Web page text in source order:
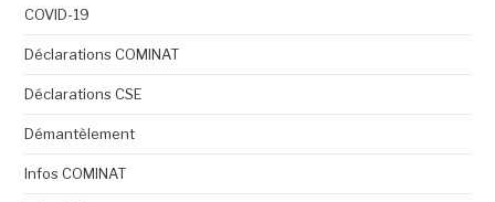
COVID-19
Déclarations COMINAT
Déclarations CSE
Démantèlement
Infos COMINAT